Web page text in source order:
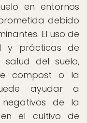
en entornos
debido
El uso de
y prácticas de
del suelo,
compost o la
ayudar a
de la
el cultivo de